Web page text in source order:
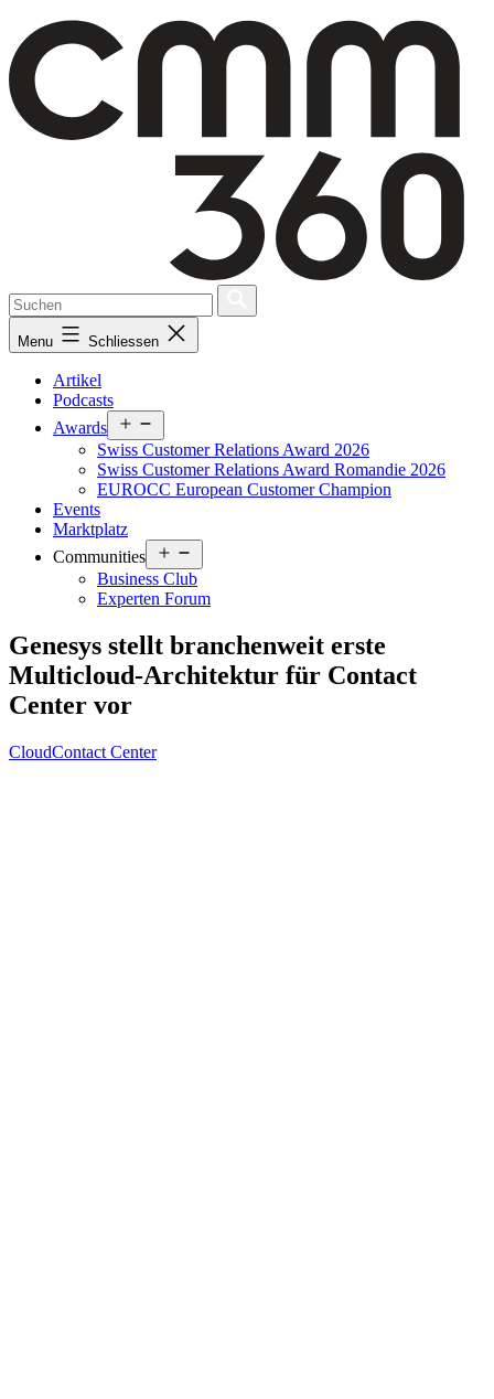
content
Menu Schliessen
Artikel
Podcasts
Awards
menu
Swiss Customer Relations Award 2026
Swiss Customer Relations Award Romandie 2026
EUROCC European Customer Champion
Events
Marktplatz
Communities
menu
Business Club
Experten Forum
Genesys stellt branchenweit erste
Multicloud-Architektur für Contact
Center vor
CloudContact Center